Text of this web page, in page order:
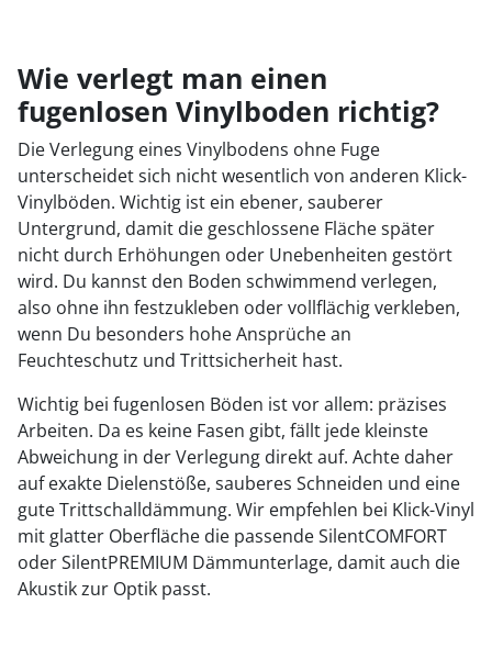
Wie verlegt man einen
fugenlosen Vinylboden richtig?
Die Verlegung eines Vinylbodens ohne Fuge
unterscheidet sich nicht wesentlich von anderen Klick-
Vinylböden. Wichtig ist ein ebener, sauberer
Untergrund, damit die geschlossene Fläche später
nicht durch Erhöhungen oder Unebenheiten gestört
wird. Du kannst den Boden schwimmend verlegen,
also ohne ihn festzukleben oder vollflächig verkleben,
wenn Du besonders hohe Ansprüche an
Feuchteschutz und Trittsicherheit hast.
Wichtig bei fugenlosen Böden ist vor allem: präzises
Arbeiten. Da es keine Fasen gibt, fällt jede kleinste
Abweichung in der Verlegung direkt auf. Achte daher
auf exakte Dielenstöße, sauberes Schneiden und eine
gute Trittschalldämmung. Wir empfehlen bei Klick-Vinyl
mit glatter Oberfläche die passende SilentCOMFORT
oder SilentPREMIUM Dämmunterlage, damit auch die
Akustik zur Optik passt.